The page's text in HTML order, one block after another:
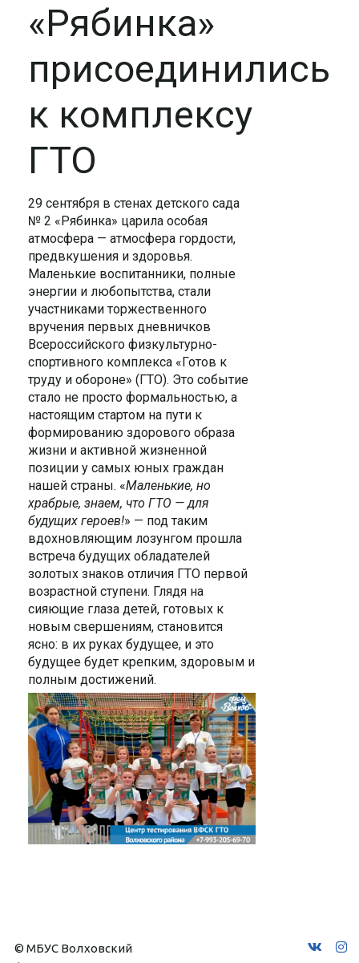
«Рябинка»
присоединились
к комплексу
ГТО
29 сентября в стенах детского сада
№ 2 «Рябинка» царила особая
атмосфера — атмосфера гордости,
предвкушения и здоровья.
Маленькие воспитанники, полные
энергии и любопытства, стали
участниками торжественного
вручения первых дневничков
Всероссийского физкультурно-
спортивного комплекса «Готов к
труду и обороне» (ГТО). Это событие
стало не просто формальностью, а
настоящим стартом на пути к
формированию здорового образа
жизни и активной жизненной
позиции у самых юных граждан
нашей страны. «Маленькие, но
храбрые, знаем, что ГТО — для
будущих героев!» — под таким
вдохновляющим лозунгом прошла
встреча будущих обладателей
золотых знаков отличия ГТО первой
возрастной ступени. Глядя на
сияющие глаза детей, готовых к
новым свершениям, становится
ясно: в их руках будущее, и это
будущее будет крепким, здоровым и
полным достижений.
© МБУС Волховский